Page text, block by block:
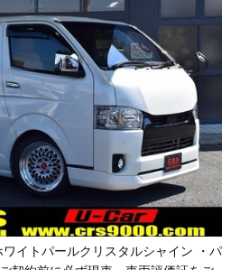
ワイトパールクリスタルシャイン ・パ